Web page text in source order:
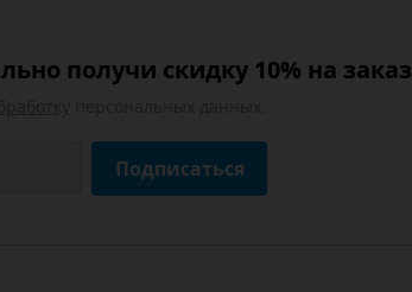
получи скидку 10% на заказ
Подписаться